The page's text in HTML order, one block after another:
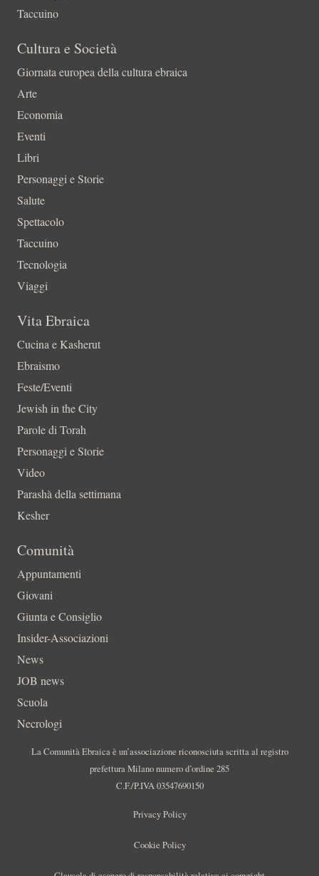
Taccuino
Cultura e Società
Giornata europea della cultura ebraica
Arte
Economia
Eventi
Libri
Personaggi e Storie
Salute
Spettacolo
Taccuino
Tecnologia
Viaggi
Vita Ebraica
Cucina e Kasherut
Ebraismo
Feste/Eventi
Jewish in the City
Parole di Torah
Personaggi e Storie
Video
Parashà della settimana
Kesher
Comunità
Appuntamenti
Giovani
Giunta e Consiglio
Insider-Associazioni
News
JOB news
Scuola
Necrologi
La Comunità Ebraica è un’associazione riconosciuta scritta al registro
prefettura Milano numero d’ordine 285
C.F./P.IVA 03547690150
Privacy Policy
Cookie Policy